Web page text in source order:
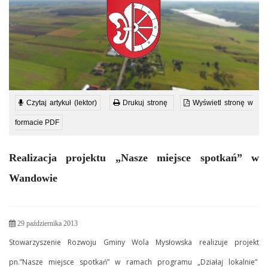
Czytaj artykuł (lektor) Drukuj stronę Wyświetl stronę w
formacie PDF
Realizacja projektu „Nasze miejsce spotkań” w
Wandowie
29 października 2013
Stowarzyszenie Rozwoju Gminy Wola Mysłowska realizuje projekt
pn.”Nasze miejsce spotkań” w ramach programu „Działaj lokalnie”